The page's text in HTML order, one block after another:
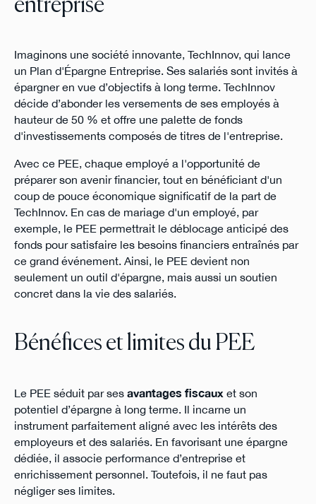
entreprise
Imaginons une société innovante, TechInnov, qui lance
un Plan d'Épargne Entreprise. Ses salariés sont invités à
épargner en vue d’objectifs à long terme. TechInnov
décide d’abonder les versements de ses employés à
hauteur de 50 % et offre une palette de fonds
d'investissements composés de titres de l'entreprise.
Avec ce PEE, chaque employé a l'opportunité de
préparer son avenir financier, tout en bénéficiant d'un
coup de pouce économique significatif de la part de
TechInnov. En cas de mariage d'un employé, par
exemple, le PEE permettrait le déblocage anticipé des
fonds pour satisfaire les besoins financiers entraînés par
ce grand événement. Ainsi, le PEE devient non
seulement un outil d'épargne, mais aussi un soutien
concret dans la vie des salariés.
Bénéfices et limites du PEE
Le PEE séduit par ses avantages fiscaux et son
potentiel d’épargne à long terme. Il incarne un
instrument parfaitement aligné avec les intérêts des
employeurs et des salariés. En favorisant une épargne
dédiée, il associe performance d’entreprise et
enrichissement personnel. Toutefois, il ne faut pas
négliger ses limites.